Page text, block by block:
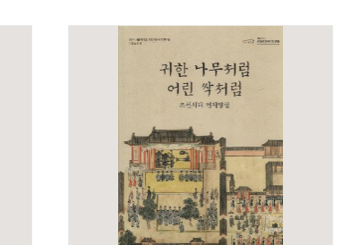
기획연구
홍재 한국학 펠로십 프로그램